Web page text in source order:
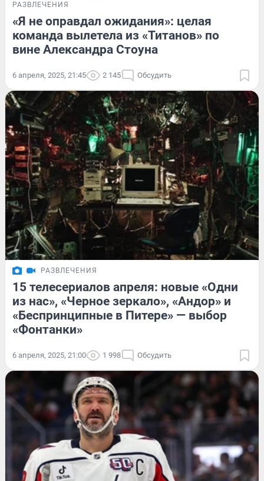
РАЗВЛЕЧЕНИЯ
«Я не оправдал ожидания»: целая
команда вылетела из «Титанов» по
вине Александра Стоуна
6 апреля, 2025, 21:45 2 145 Обсудить
РАЗВЛЕЧЕНИЯ
15 телесериалов апреля: новые «Одни
из нас», «Черное зеркало», «Андор» и
«Беспринципные в Питере» — выбор
«Фонтанки»
6 апреля, 2025, 21:00 1 998 Обсудить